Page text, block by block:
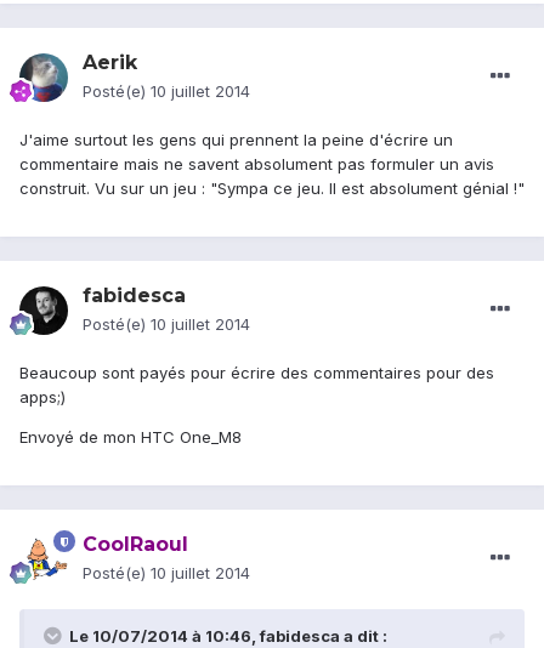
Aerik
Posté(e) 10 juillet 2014
J'aime surtout les gens qui prennent la peine d'écrire un
commentaire mais ne savent absolument pas formuler un avis
construit. Vu sur un jeu : "Sympa ce jeu. Il est absolument génial !"
fabidesca
Posté(e) 10 juillet 2014
Beaucoup sont payés pour écrire des commentaires pour des
apps;)
Envoyé de mon HTC One_M8
CoolRaoul
Posté(e) 10 juillet 2014
Le 10/07/2014 à 10:46, fabidesca a dit :